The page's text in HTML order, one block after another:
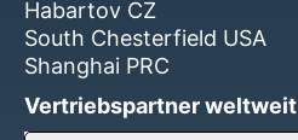
Habartov CZ
South Chesterfield USA
Shanghai PRC
Vertriebspartner weltweit